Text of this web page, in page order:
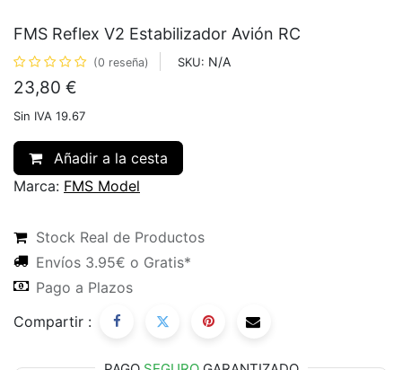
FMS Reflex V2 Estabilizador Avión RC
(0 reseña) SKU: N/A
23,80 €
Sin IVA 19.67
Añadir a la cesta
Marca: FMS Model
Stock Real de Productos
Envíos 3.95€ o Gratis*
Pago a Plazos
Compartir :